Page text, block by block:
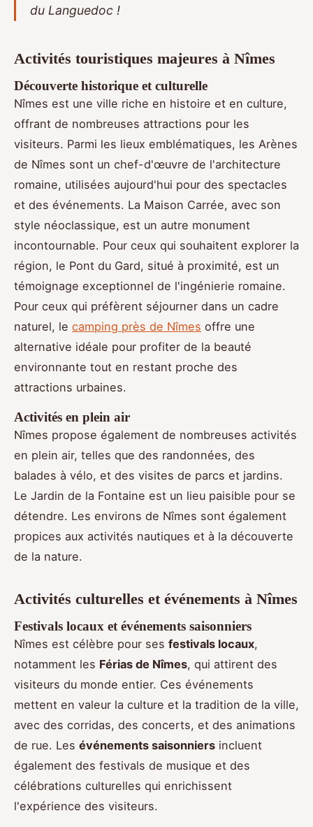
du Languedoc !
Activités touristiques majeures à Nîmes
Découverte historique et culturelle
Nîmes est une ville riche en histoire et en culture,
offrant de nombreuses attractions pour les
visiteurs. Parmi les lieux emblématiques, les Arènes
de Nîmes sont un chef-d'œuvre de l'architecture
romaine, utilisées aujourd'hui pour des spectacles
et des événements. La Maison Carrée, avec son
style néoclassique, est un autre monument
incontournable. Pour ceux qui souhaitent explorer la
région, le Pont du Gard, situé à proximité, est un
témoignage exceptionnel de l'ingénierie romaine.
Pour ceux qui préfèrent séjourner dans un cadre
naturel, le camping près de Nîmes offre une
alternative idéale pour profiter de la beauté
environnante tout en restant proche des
attractions urbaines.
Activités en plein air
Nîmes propose également de nombreuses activités
en plein air, telles que des randonnées, des
balades à vélo, et des visites de parcs et jardins.
Le Jardin de la Fontaine est un lieu paisible pour se
détendre. Les environs de Nîmes sont également
propices aux activités nautiques et à la découverte
de la nature.
Activités culturelles et événements à Nîmes
Festivals locaux et événements saisonniers
Nîmes est célèbre pour ses festivals locaux,
notamment les Férias de Nîmes, qui attirent des
visiteurs du monde entier. Ces événements
mettent en valeur la culture et la tradition de la ville,
avec des corridas, des concerts, et des animations
de rue. Les événements saisonniers incluent
également des festivals de musique et des
célébrations culturelles qui enrichissent
l'expérience des visiteurs.